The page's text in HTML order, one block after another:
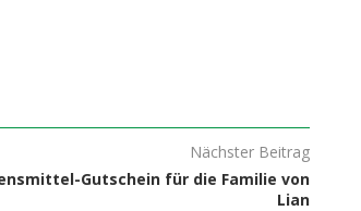
Nächster Beitrag
Gutschein für die Familie von
Lian